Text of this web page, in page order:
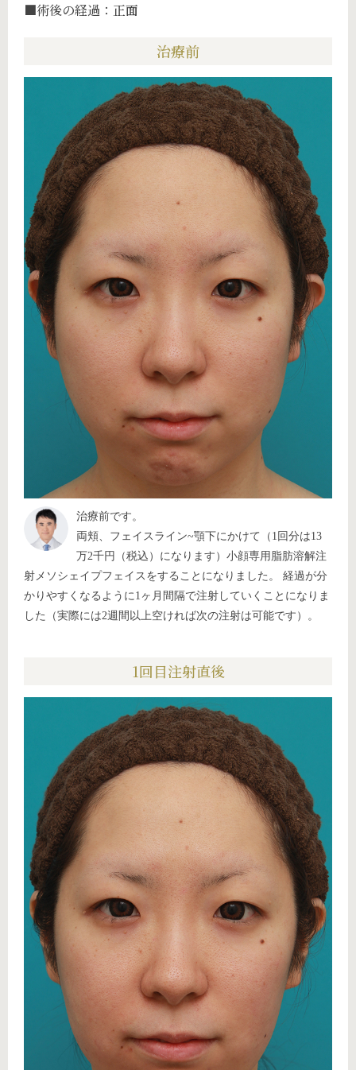
■術後の経過：正面
治療前
治療前です。
両頬、フェイスライン~顎下にかけて（1回分は13
万2千円（税込）になります）小顔専用脂肪溶解注
射メソシェイプフェイスをすることになりました。 経過が分
かりやすくなるように1ヶ月間隔で注射していくことになりま
した（実際には2週間以上空ければ次の注射は可能です）。
1回目注射直後